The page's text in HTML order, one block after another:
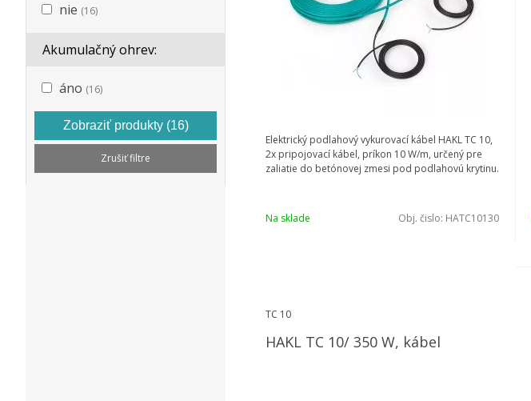
nie (16)
Akumulačný ohrev:
áno (16)
Zobraziť produkty (16)
Zrušiť filtre
Elektrický podlahový vykurovací kábel HAKL TC 10,
2x pripojovací kábel, príkon 10 W/m, určený pre
zaliatie do betónovej zmesi pod podlahovú krytinu.
Na sklade Obj. čislo: HATC10130
TC 10
HAKL TC 10/ 350 W, kábel